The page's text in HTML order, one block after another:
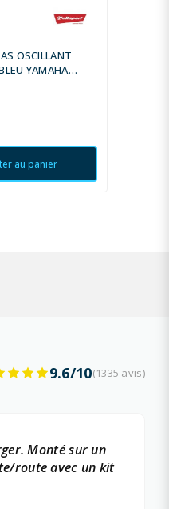
OSCILLANT
YAMAHA
au panier
9.6/10(1335 avis)
Monté sur un
route avec un kit